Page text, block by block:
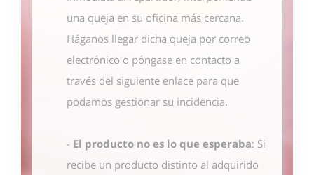
una queja en su oficina más cercana.
Háganos llegar dicha queja por correo
electrónico o póngase en contacto a
través del siguiente enlace para que
podamos gestionar su incidencia.
- El producto no es lo que esperaba: Si
recibe un producto distinto al adquirido